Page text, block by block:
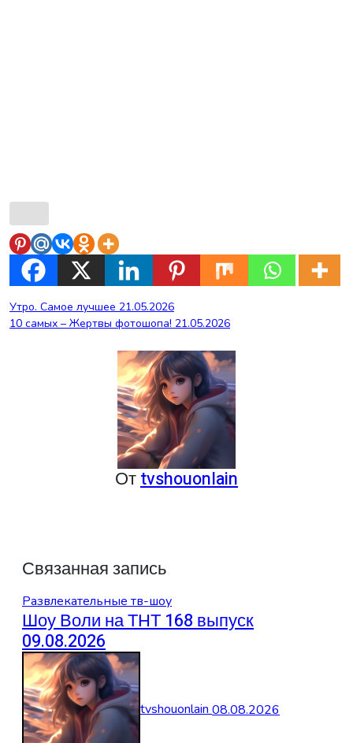
Навигация
по
Утро. Самое лучшее 21.05.2026
10 самых – Жертвы фотошопа! 21.05.2026
Отtvshouonlain
Связанная запись
Развлекательные тв-шоу
Шоу Воли на ТНТ 168 выпуск
09.08.2026
tvshouonlain08.08.2026